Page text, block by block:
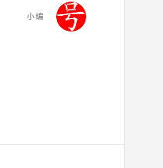
小编